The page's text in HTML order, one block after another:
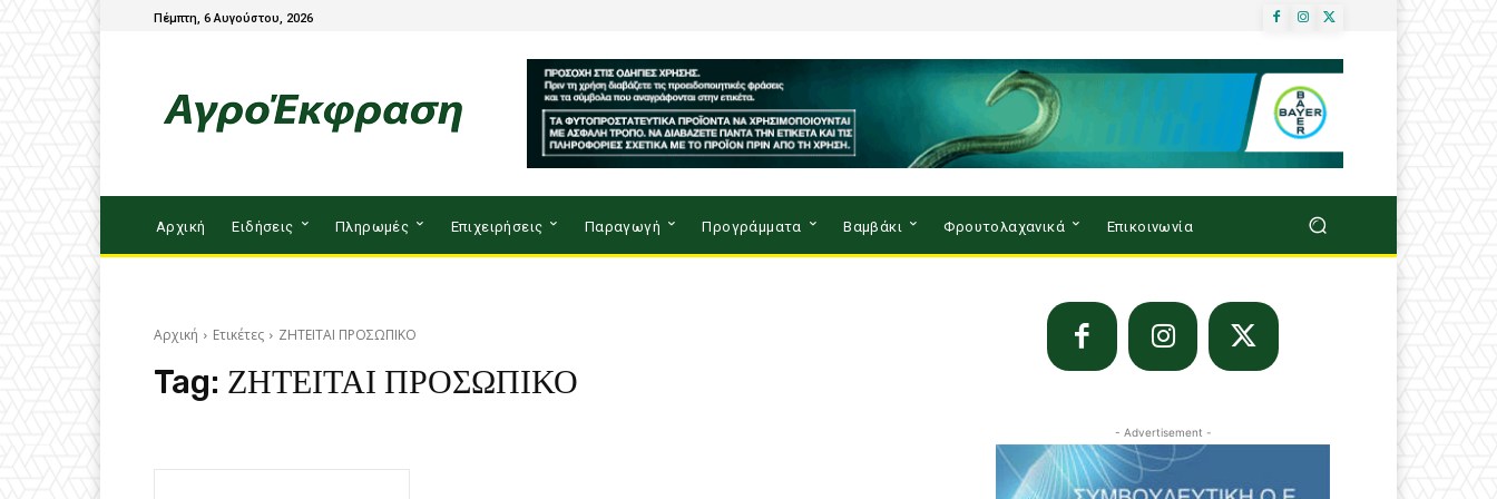
Πέμπτη, 6 Αυγούστου, 2026
Αρχική Ειδήσεις Πληρωμές Επιχειρήσεις Παραγωγή Προγράμματα Βαμβάκι Φρουτολαχανικά Επικοινωνία
Αρχική Ετικέτες ΖΗΤΕΙΤΑΙ ΠΡΟΣΩΠΙΚΟ
Tag: ΖΗΤΕΙΤΑΙ ΠΡΟΣΩΠΙΚΟ
- Advertisement -